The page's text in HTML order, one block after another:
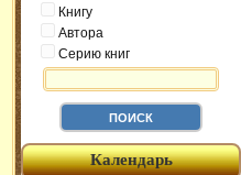
Книгу
Автора
Серию книг
Календарь